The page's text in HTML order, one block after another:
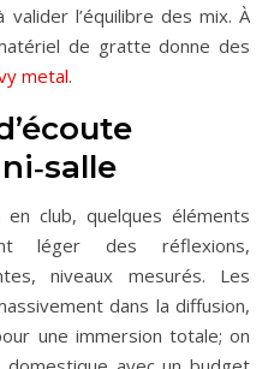
l’équilibre des mix. À
de gratte donne des
metal.
club, quelques éléments
léger des réflexions,
niveaux mesurés. Les
dans la diffusion,
une immersion totale; on